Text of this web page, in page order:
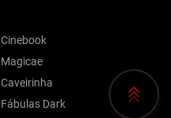
Cinebook
Magicae
Caveirinha
Fábulas Dark